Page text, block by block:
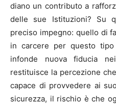
diano un contributo a
delle sue Istituzioni? Su
preciso impegno: quello di
in carcere per questo
infonde nuova fiducia
restituisce la percezione
capace di provvedere ai
sicurezza, il rischio è che